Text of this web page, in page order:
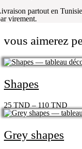
partout en
virement.
vous aimerez
Shapes
25TND–110TND
Grey shapes